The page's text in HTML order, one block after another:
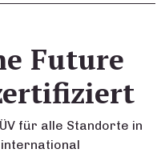
Future
für alle Standorte in